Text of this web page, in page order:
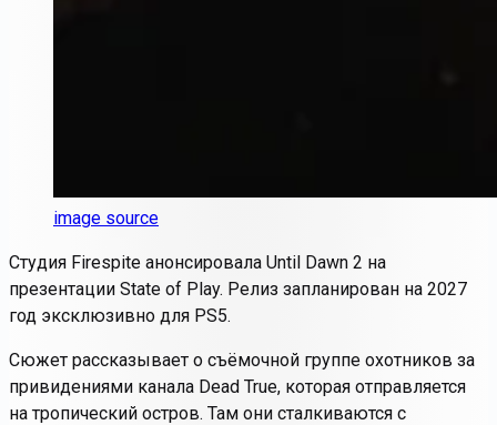
image source
Студия Firespite анонсировала Until Dawn 2 на
презентации State of Play. Релиз запланирован на 2027
год эксклюзивно для PS5.
Сюжет рассказывает о съёмочной группе охотников за
привидениями канала Dead True, которая отправляется
на тропический остров. Там они сталкиваются с